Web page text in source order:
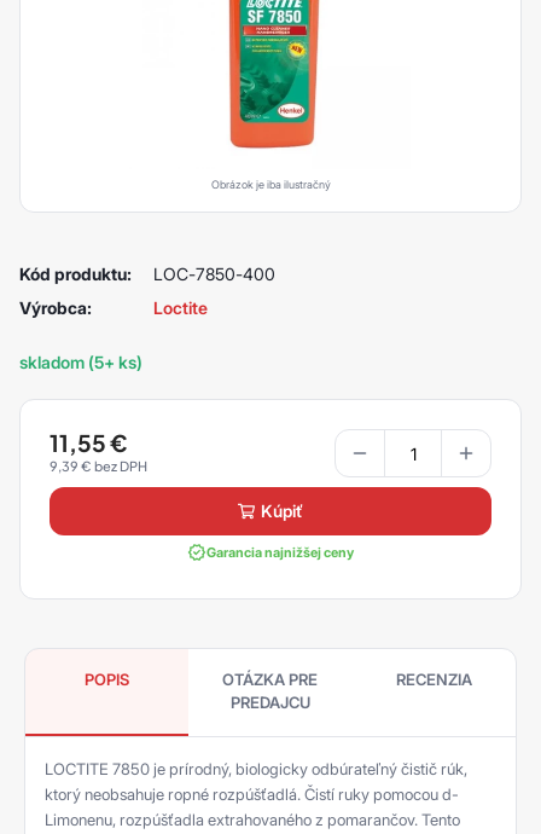
Obrázok je iba ilustračný
Kód produktu:
LOC-7850-400
Výrobca:
Loctite
skladom (5+ ks)
11,55€
9,39 €
kúpiť
Garancia najnižšej ceny
POPIS
OTÁZKA PRE
PREDAJCU
RECENZIA
LOCTITE 7850 je prírodný, biologicky odbúrateľný čistič rúk,
ktorý neobsahuje ropné rozpúšťadlá. Čistí ruky pomocou d-
Limonenu, rozpúšťadla extrahovaného z pomarančov. Tento